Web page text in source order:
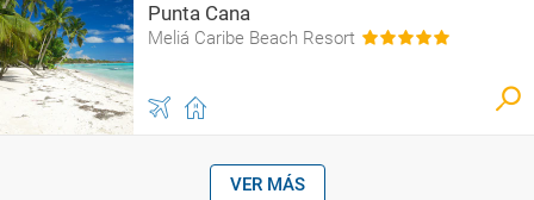
Punta Cana
Meliá Caribe Beach Resort
VER MÁS